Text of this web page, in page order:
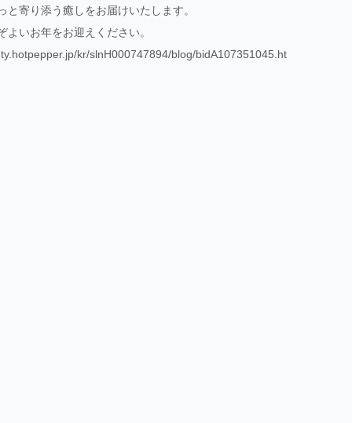
と寄り添う癒しをお届けいたします。
よいお年をお迎えください。
kr/slnH000747894/blog/bidA107351045.ht